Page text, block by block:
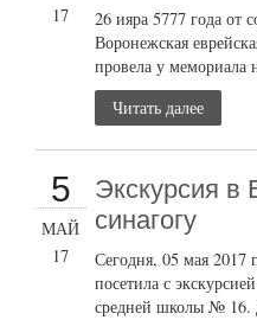
17
26 ияра 5777 года от
Воронежская
провела у
Читать далее
5
МАЙ
17
Экскурсия в
синагогу
Сегодня, 05 мая 2017
посетила с
средней школы № 16.